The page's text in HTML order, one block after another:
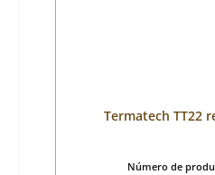
Termatech TT22
Número de